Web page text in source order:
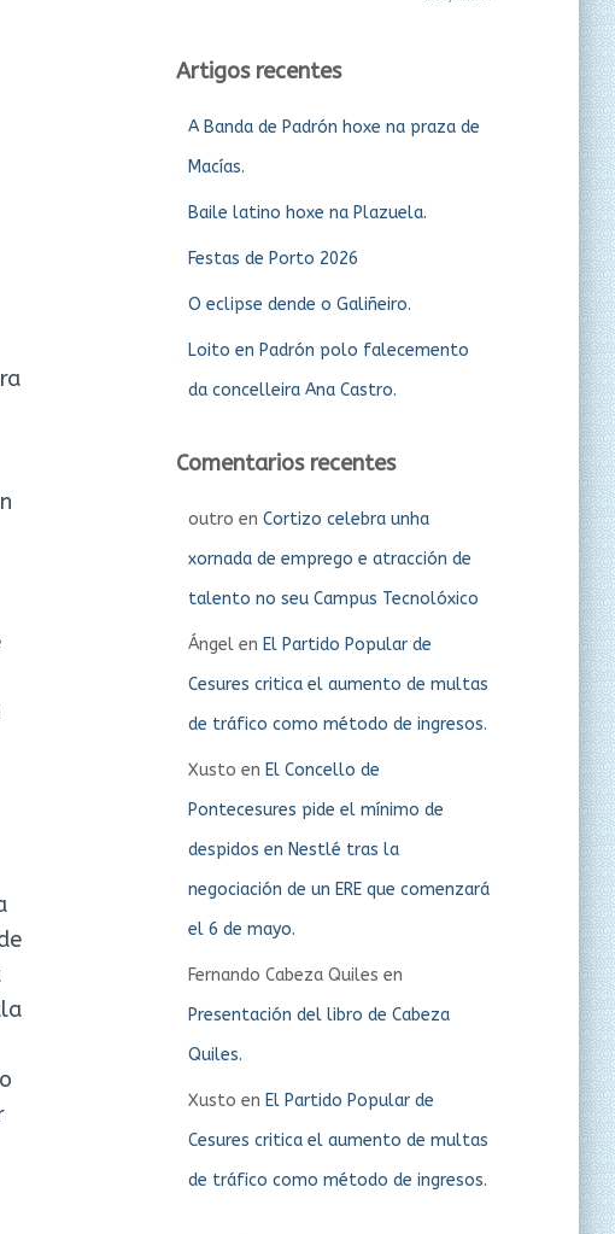
Artigos recentes
A Banda de Padrón hoxe na praza de
Macías.
Baile latino hoxe na Plazuela.
Festas de Porto 2026
O eclipse dende o Galiñeiro.
Loito en Padrón polo falecemento
da concelleira Ana Castro.
Comentarios recentes
outro en Cortizo celebra unha
xornada de emprego e atracción de
talento no seu Campus Tecnolóxico
Ángelen El Partido Popular de
Cesures critica el aumento de multas
de tráfico como método de ingresos.
Xusto en El Concello de
Pontecesures pide el mínimo de
despidos en Nestlé tras la
negociación de un ERE que comenzará
el 6 de mayo.
Fernando Cabeza Quiles en
Presentación del libro de Cabeza
Quiles.
Xusto en El Partido Popular de
Cesures critica el aumento de multas
de tráfico como método de ingresos.